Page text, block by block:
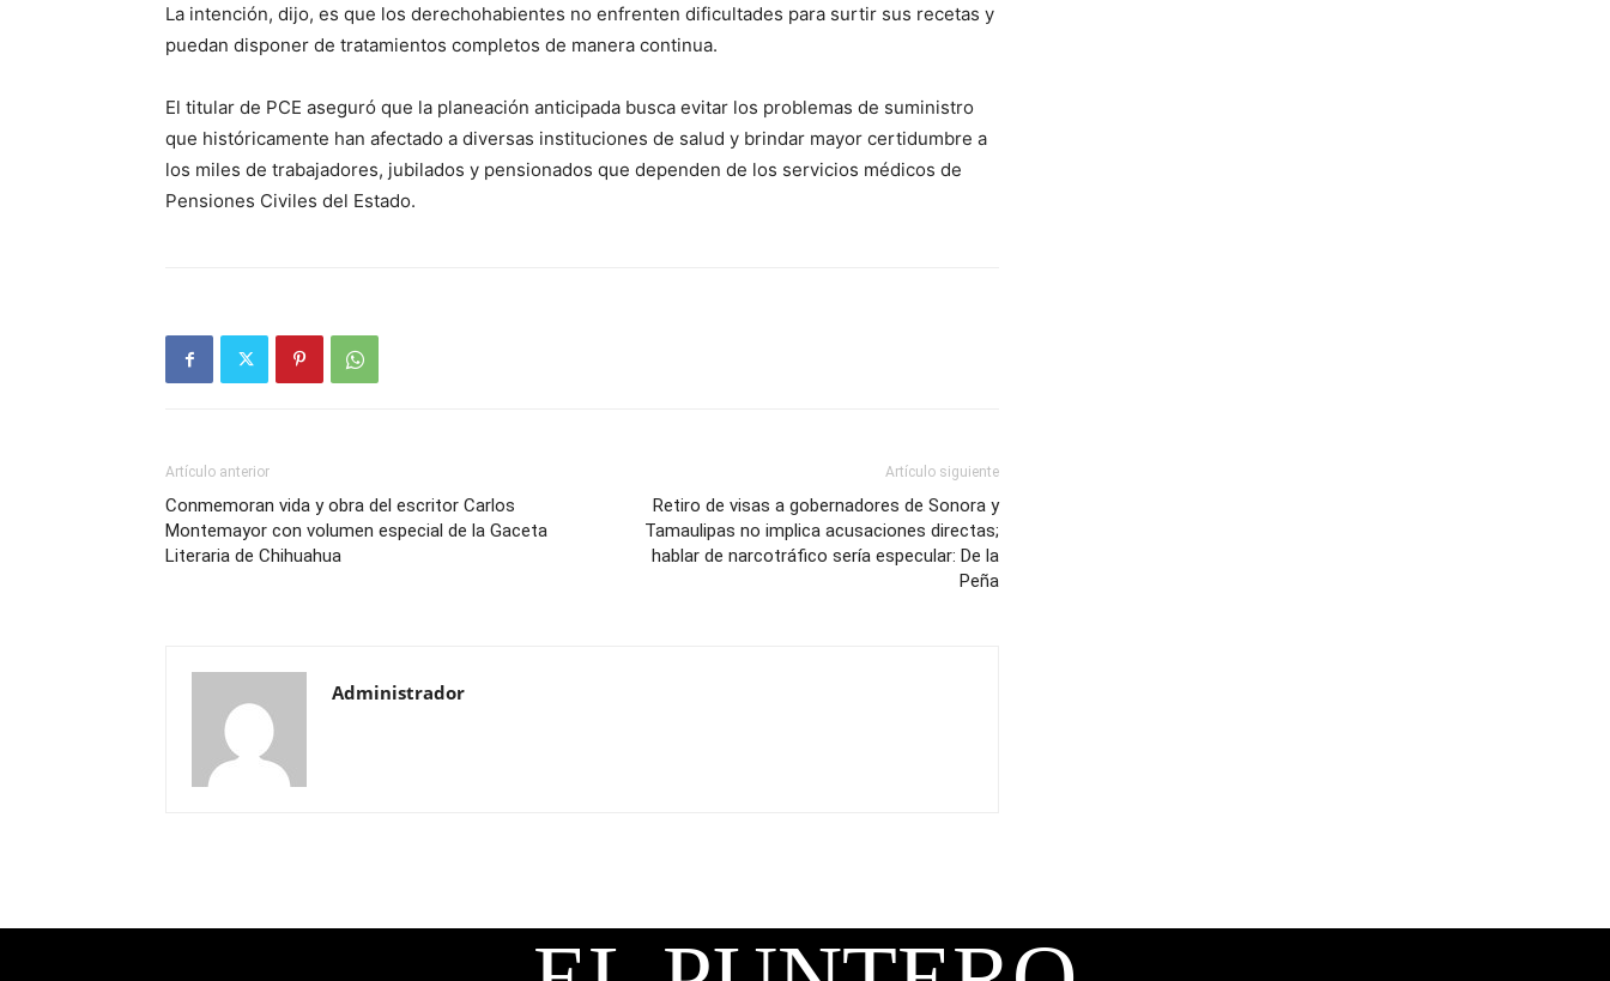
La intención, dijo, es que los derechohabientes no enfrenten dificultades para surtir sus recetas y
puedan disponer de tratamientos completos de manera continua.
El titular de PCE aseguró que la planeación anticipada busca evitar los problemas de suministro
que históricamente han afectado a diversas instituciones de salud y brindar mayor certidumbre a
los miles de trabajadores, jubilados y pensionados que dependen de los servicios médicos de
Pensiones Civiles del Estado.
Artículo anterior
Conmemoran vida y obra del escritor Carlos
Montemayor con volumen especial de la Gaceta
Literaria de Chihuahua
Artículo siguiente
Retiro de visas a gobernadores de Sonora y
Tamaulipas no implica acusaciones directas;
hablar de narcotráfico sería especular: De la
Peña
Administrador